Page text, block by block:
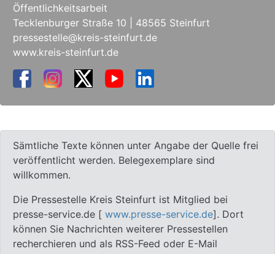
Öffentlichkeitsarbeit
Tecklenburger Straße 10 | 48565 Steinfurt
pressestelle@kreis-steinfurt.de
www.kreis-steinfurt.de
Sämtliche Texte können unter Angabe der Quelle frei
veröffentlicht werden. Belegexemplare sind
willkommen.
Die Pressestelle Kreis Steinfurt ist Mitglied bei
presse-service.de [ www.presse-service.de]. Dort
können Sie Nachrichten weiterer Pressestellen
recherchieren und als RSS-Feed oder E-Mail